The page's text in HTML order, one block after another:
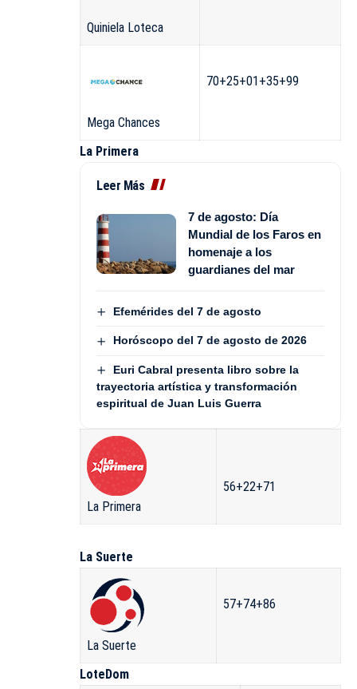
Quiniela Loteca
Mega Chances
70+25+01+35+99
La Primera
Leer Más
7 de agosto: Día
Mundial de los Faros en
homenaje a los
guardianes del mar
Efemérides del 7 de agosto
Horóscopo del 7 de agosto de 2026
Euri Cabral presenta libro sobre la
trayectoria artística y transformación
espiritual de Juan Luis Guerra
La Primera
56+22+71
La Suerte
La Suerte
57+74+86
LoteDom